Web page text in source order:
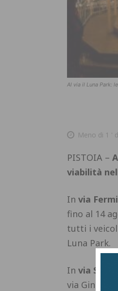
Al via il Luna Park:
Meno di 1 '
PISTOIA –
viabilità
In via Fermi
fino al 14
tutti i
Luna Park.
In via Sestini
via Ginetta